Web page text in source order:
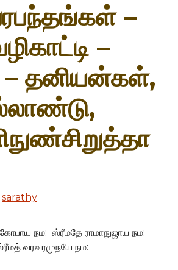
–
–
– தனியன்கள்,
sarathy
நம: ஸ்ரீமதே ராமாநுஜாய நம:
வரவரமுநயே நம: